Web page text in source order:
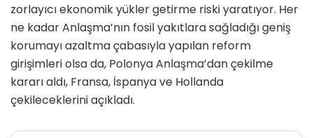
zorlayıcı ekonomik yükler getirme riski yaratıyor. Her
ne kadar Anlaşma’nın fosil yakıtlara sağladığı geniş
korumayı azaltma çabasıyla yapılan reform
girişimleri olsa da, Polonya Anlaşma’dan çekilme
kararı aldı, Fransa, İspanya ve Hollanda
çekileceklerini açıkladı.